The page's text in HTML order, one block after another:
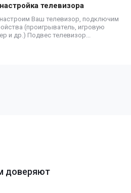
телевизора
Ваш телевизор, подключим
(проигрыватель, игровую
и др.) Подвес телевизор...
доверяют